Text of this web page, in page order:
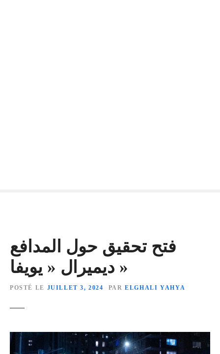
فتح تحقيق حول المدافع
ديميرال « يويفا »
POSTÉ LE JUILLET 3, 2024 PAR ELGHALI YAHYA